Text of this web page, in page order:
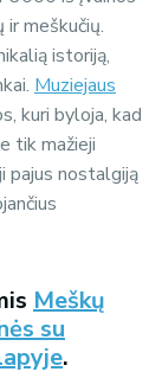
meškučių.
istoriją,
Muziejaus
kuri byloja, kad
tik mažieji
pajus nostalgiją
Meškų
su
.